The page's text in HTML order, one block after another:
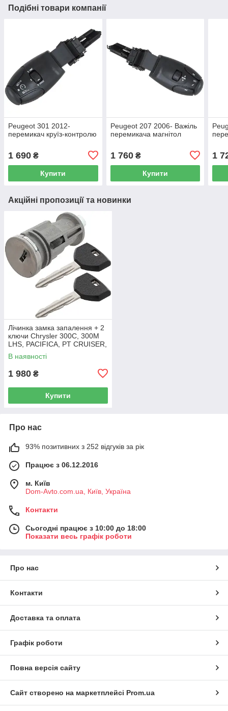
Подібні товари компанії
Peugeot 301 2012-
перемикач круїз-контролю
1 690 ₴
Купити
Peugeot 207 2006- Важіль
перемикача магнітол
1 760₴
Купити
1
Акційні пропозиції та новинки
Лічинка замка запалення + 2
ключи Chrysler 300C, 300M
LHS, PACIFICA, PT CRUISER,
SEBRING 5003843AB
В наявності
1 980 ₴
Купити
Про нас
93% позитивних з 252 відгуків за рік
Працює з 06.12.2016
м. Київ
Dom-Avto.com.ua, Київ, Україна
Контакти
Сьогодні працює з 10:00 до 18:00
Показати весь графік роботи
Про нас
Контакти
Доставка та оплата
Графік роботи
Повна версія сайту
Сайт створено на маркетплейсі Prom.ua